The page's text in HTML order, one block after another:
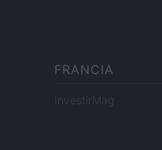
FRANCIA
InvestirMag